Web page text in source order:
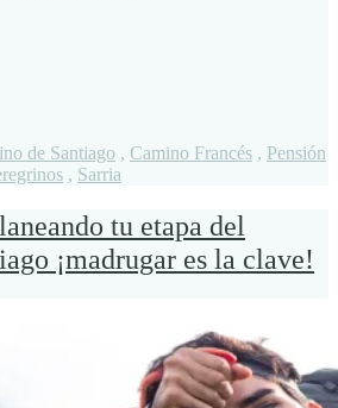
de Santiago , Camino Francés , Pensión
, Sarria
tu etapa del
¡madrugar es la clave!